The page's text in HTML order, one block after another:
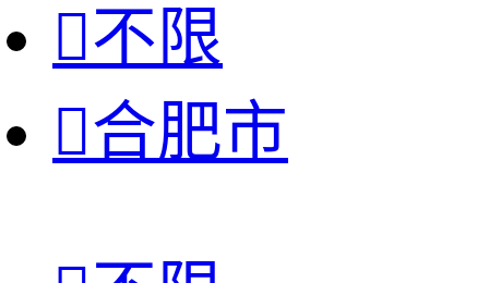
不限
合肥市